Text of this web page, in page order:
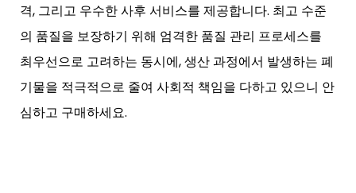
격, 그리고 우수한 사후 서비스를 제공합니다. 최고 수준
의 품질을 보장하기 위해 엄격한 품질 관리 프로세스를
최우선으로 고려하는 동시에, 생산 과정에서 발생하는 폐
기물을 적극적으로 줄여 사회적 책임을 다하고 있으니 안
심하고 구매하세요.